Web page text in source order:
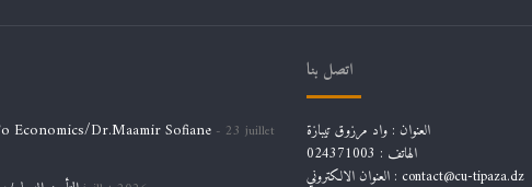
Economics/Dr.Maamir Sofiane
23 juillet
اتصل بنا
العنوان : واد مرزوق تيبازة
الهاتف : 024371003
العنوان الالكتروني : contact@cu-tipaza.dz